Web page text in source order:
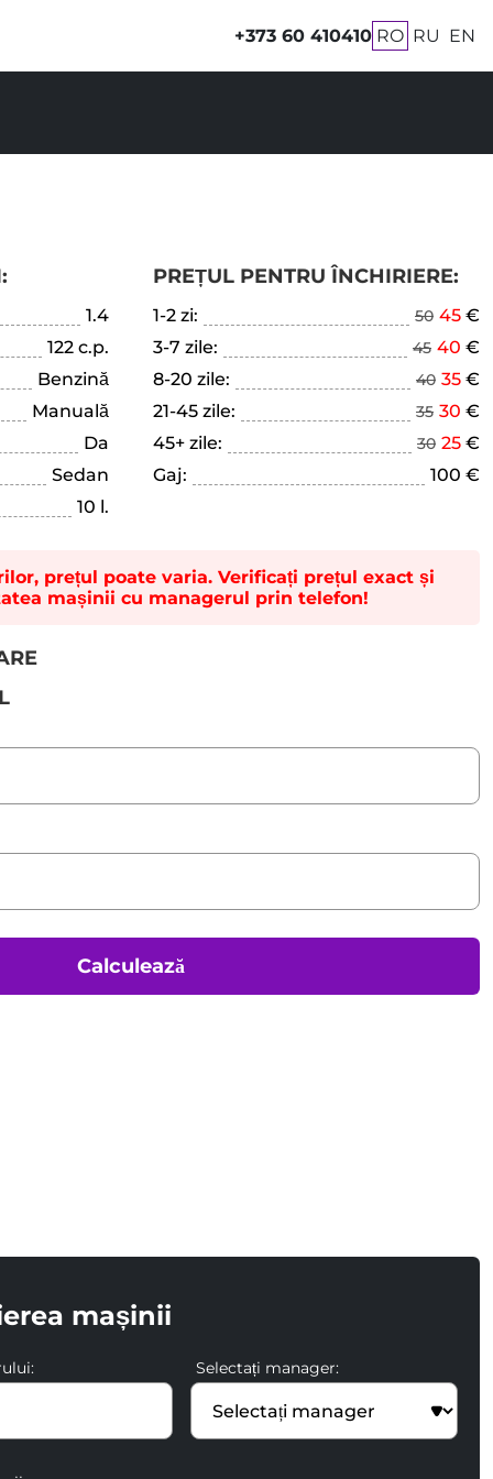
+373 60 410410 RO RU EN
1.4
122 c.p.
Benzină
Manuală
Da
Sedan
10 l.
PREȚUL PENTRU ÎNCHIRIERE:
1-2 zi: 50 45 €
3-7 zile:
45 40 €
8-20 zile:
40 35 €
21-45 zile:
35 30 €
45+ zile:
30 25 €
Gaj:
100 €
prețul poate varia. Verificați prețul exact și
mașinii cu managerul prin telefon!
Calculează
mașinii
Selectați manager: